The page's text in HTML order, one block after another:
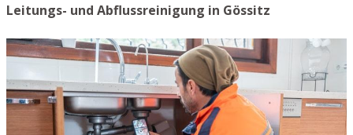
Leitungs- und Abflussreinigung in Gössitz